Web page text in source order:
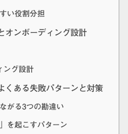
い役割分担
オンボーディング設計
ング設計
くある失敗パターンと対策
がる3つの勘違い
を起こすパターン